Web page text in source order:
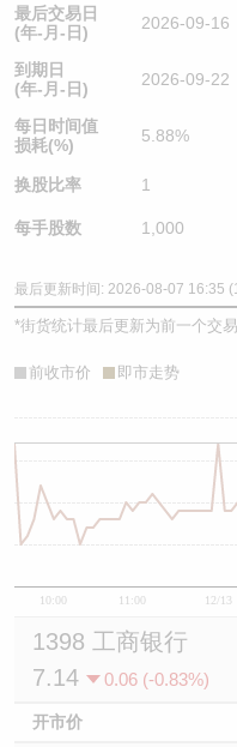
最后交易日
(年-月-日)
2026-09-16
到期日
(年-月-日)
2026-09-22
每日时间值
损耗(%)
5.88%
换股比率 1
每手股数 1,000
最后更新时间: 2026-08-07 16:35
*街货统计最后更新为前一个交
前收市价 即市走势
10:00 11:00 12/13
1398 工商银行
7.14
0.06 (-0.83%)
开市价